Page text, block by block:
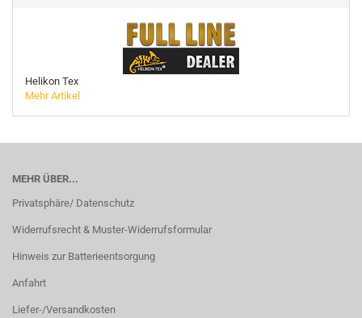
Helikon Tex
Mehr Artikel
MEHR ÜBER...
Privatsphäre/ Datenschutz
Widerrufsrecht & Muster-Widerrufsformular
Hinweis zur Batterieentsorgung
Anfahrt
Liefer-/Versandkosten